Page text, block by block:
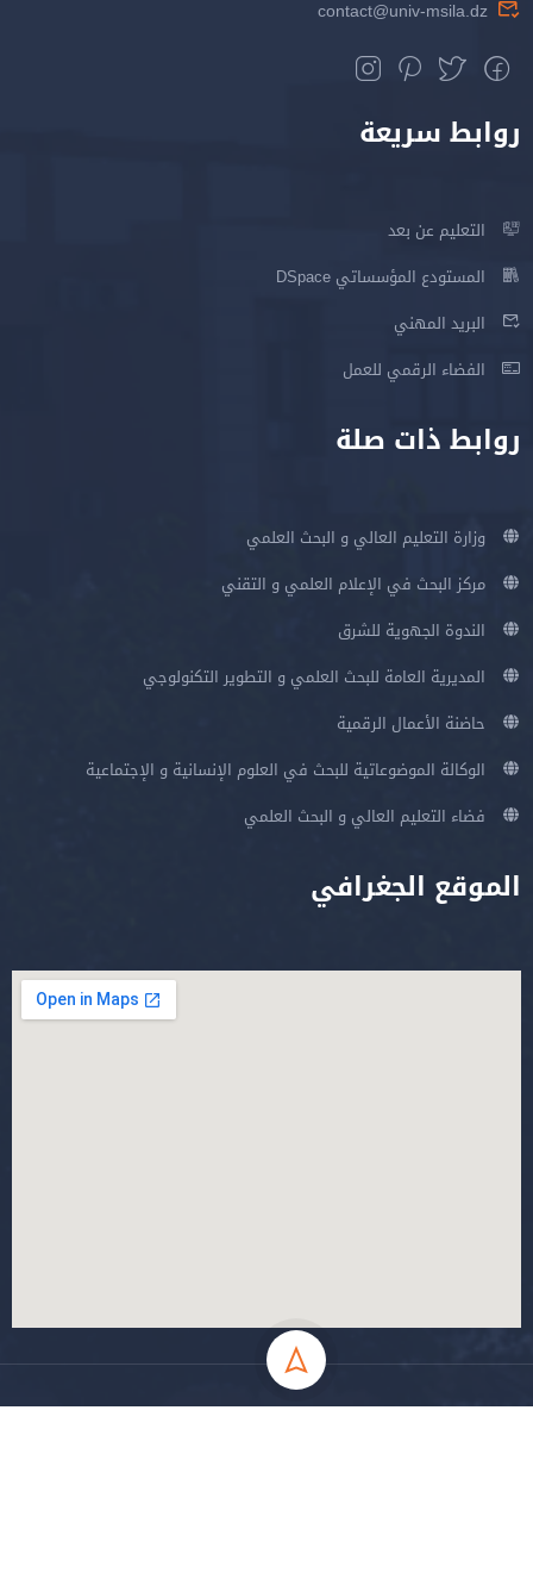
contact@univ-msila.dz
روابط سريعة
التعليم عن بعد
المستودع المؤسساتي DSpace
البريد المهني
الفضاء الرقمي للعمل
روابط ذات صلة
وزارة التعليم العالي و البحث العلمي
مركز البحث في الإعلام العلمي و التقني
الندوة الجهوية للشرق
المديرية العامة للبحث العلمي و التطوير التكنولوجي
حاضنة الأعمال الرقمية
الوكالة الموضوعاتية للبحث في العلوم الإنسانية و الإجتماعية
فضاء التعليم العالي و البحث العلمي
الموقع الجغرافي
جميع الحقوق محفوظة جامعة المسيلة - 2024